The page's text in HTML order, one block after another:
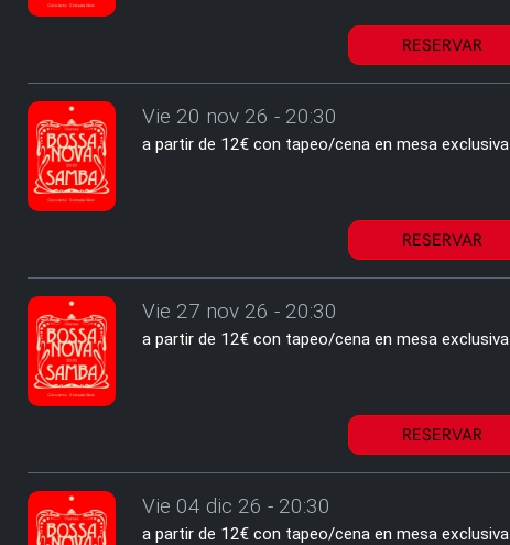
RESERVAR
Vie 20 nov 26 - 20:30
a partir de 12€ con tapeo/cena en mesa exclusiva
RESERVAR
Vie 27 nov 26 - 20:30
a partir de 12€ con tapeo/cena en mesa exclusiva
RESERVAR
Vie 04 dic 26 - 20:30
a partir de 12€ con tapeo/cena en mesa exclusiva